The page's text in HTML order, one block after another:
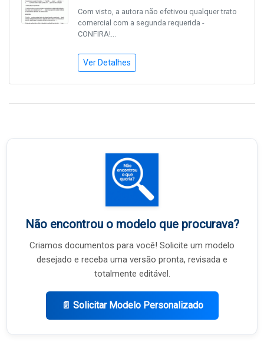
Com visto, a autora não efetivou qualquer trato
comercial com a segunda requerida -
CONFIRA!...
Ver Detalhes
Não encontrou o modelo que procurava?
Criamos documentos para você! Solicite um modelo
desejado e receba uma versão pronta, revisada e
totalmente editável.
📄 Solicitar Modelo Personalizado